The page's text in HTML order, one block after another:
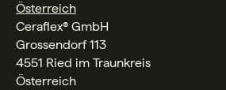
Österreich
Ceraflex® GmbH
Grossendorf 113
4551 Ried im Traunkreis
Österreich